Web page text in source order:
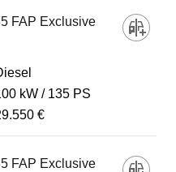
FAP Exclusive
kW
135 PS
€
FAP Exclusive